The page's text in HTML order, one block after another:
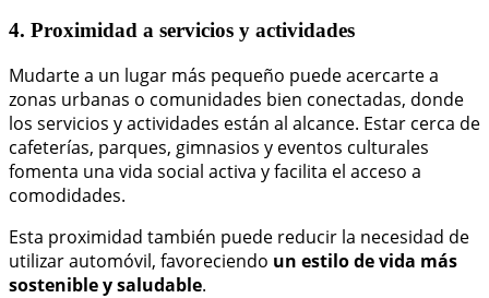
4. Proximidad a servicios y actividades
Mudarte a un lugar más pequeño puede acercarte a
zonas urbanas o comunidades bien conectadas, donde
los servicios y actividades están al alcance. Estar cerca de
cafeterías, parques, gimnasios y eventos culturales
fomenta una vida social activa y facilita el acceso a
comodidades.
Esta proximidad también puede reducir la necesidad de
utilizar automóvil, favoreciendo un estilo de vida más
sostenible y saludable.